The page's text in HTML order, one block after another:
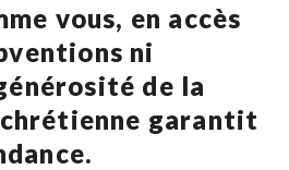
vous, en accès
ni
de la
garantit